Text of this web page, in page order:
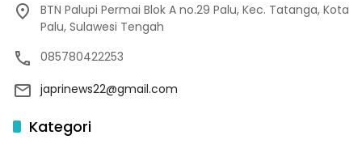
BTN Palupi Permai Blok A no.29 Palu, Kec. Tatanga, Kota
Palu, Sulawesi Tengah
085780422253
japrinews22@gmail.com
Kategori